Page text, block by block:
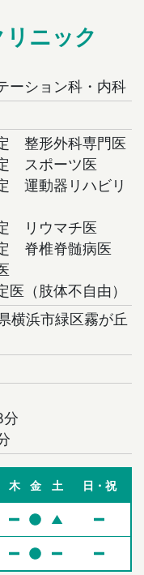
ニック
ーション科・内科
整形外科専門医
スポーツ医
運動器リハビリ
リウマチ医
脊椎脊髄病医
（肢体不自由）
横浜市緑区霧が丘
分
木 金 土 日・祝
▲